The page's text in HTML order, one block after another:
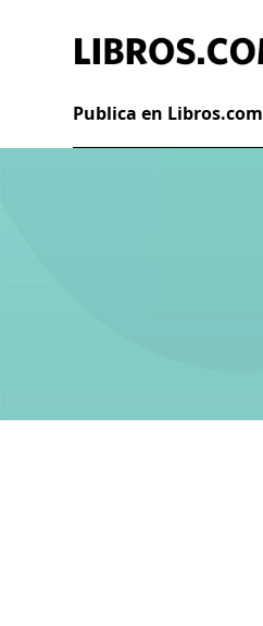
Publica en Libros.com